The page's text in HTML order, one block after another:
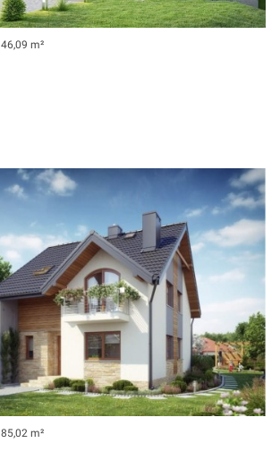
użytkowa
m²
użytkowa
m²